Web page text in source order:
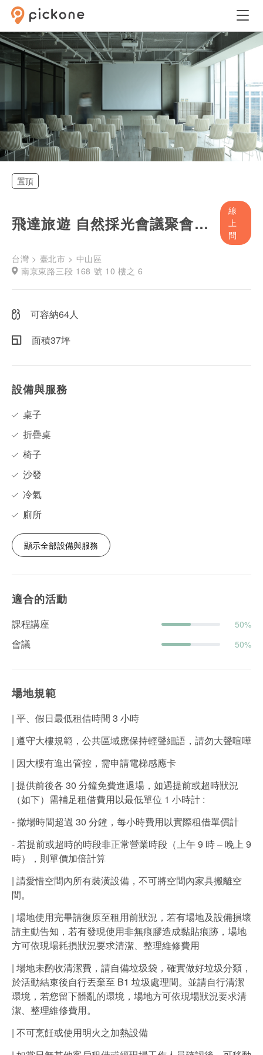
置頂
飛達旅遊 自然採光會議聚會講座 南京復興共構大樓
線
上
問
台灣 > 臺北市 > 中山區
南京東路三段 168 號 10 樓之 6
可容納64人
面積37坪
設備與服務
桌子
折疊桌
椅子
沙發
冷氣
廁所
顯示全部設備與服務
適合的活動
課程講座 50%
會議 50%
場地規範
| 平、假日最低租借時間 3 小時
| 遵守大樓規範，公共區域應保持輕聲細語，請勿大聲喧嘩
| 因大樓有進出管控，需申請電梯感應卡
| 提供前後各 30 分鐘免費進退場，如遇提前或超時狀況
（如下）需補足租借費用以最低單位 1 小時計 :
- 撤場時間超過 30 分鐘，每小時費用以實際租借單價計
- 若提前或超時的時段非正常營業時段（上午 9 時 – 晚上 9
時），則單價加倍計算
| 請愛惜空間內所有裝潢設備，不可將空間內家具搬離空
間。
| 場地使用完畢請復原至租用前狀況，若有場地及設備損壞
請主動告知，若有發現使用非無痕膠造成黏貼痕跡，場地
方可依現場耗損狀況要求清潔、整理維修費⽤
| 場地未酌收清潔費，請自備垃圾袋，確實做好垃圾分類，
於活動結束後自行丟棄至 B1 垃圾處理間。並請自行清潔
環境，若您留下髒亂的環境，場地方可依現場狀況要求清
潔、整理維修費用。
| 不可烹飪或使用明火之加熱設備